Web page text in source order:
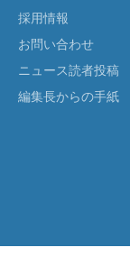
採用情報
お問い合わせ
ニュース読者投稿
編集長からの手紙